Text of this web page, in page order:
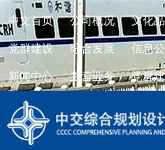
中文首页 公司概况 文化
党群建设 综合发展 信息
新闻中心 主营业务 党群